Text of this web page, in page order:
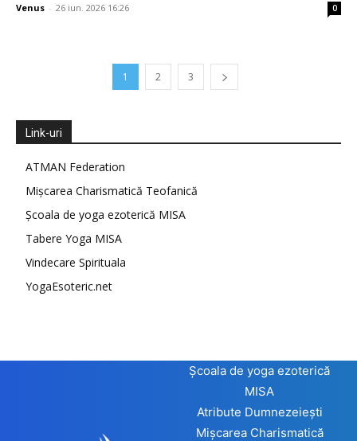
Venus - 26 iun. 2026 16:26 0
1 2 3
Link-uri
ATMAN Federation
Mișcarea Charismatică Teofanică
Școala de yoga ezoterică MISA
Tabere Yoga MISA
Vindecare Spirituala
YogaEsoteric.net
Școala de yoga ezoterică
MISA
Atribute Dumnezeiești
Mișcarea Charismatică